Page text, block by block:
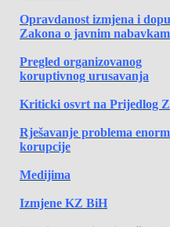
Opravdanost izmjena i
Zakona o javnim
Pregled organizovanog
koruptivnog urusavanja
Kriticki osvrt na Prijedlog
Rješavanje problema
korupcije
Medijima
Izmjene KZ BiH